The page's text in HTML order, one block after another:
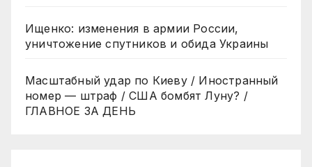
Ищенко: изменения в армии России,
уничтожение спутников и обида Украины
Масштабный удар по Киеву / Иностранный
номер — штраф / США бомбят Луну? /
ГЛАВНОЕ ЗА ДЕНЬ